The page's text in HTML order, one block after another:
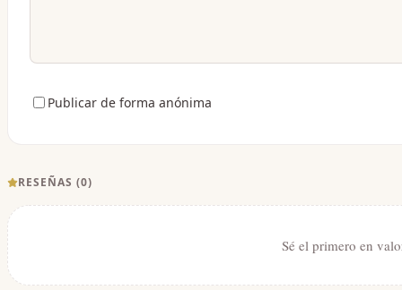
Publicar de forma anónima
RESEÑAS (0)
Sé el primero en